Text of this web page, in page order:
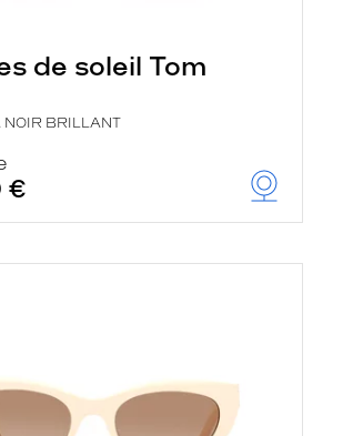
de soleil Tom
NOIR BRILLANT
€